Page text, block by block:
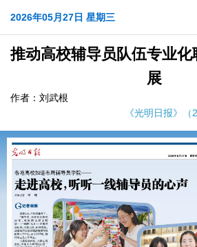
2026年05月27日 星期三
推动高校辅导员队伍专业
展
作者：刘武根
《光明日报》